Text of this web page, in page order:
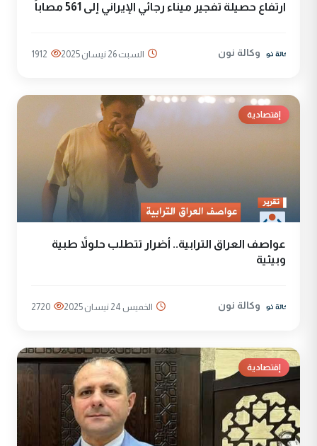
ارتفاع حصيلة تفجير ميناء رجائي الإيراني إلى 561 مصاباً
وكالة نون السبت 26 نيسان 2025 1912
إقتصادية
عواصف العراق الترابية.. أضرار تتطلب حلولاً طبية
وبيئية
وكالة نون الخميس 24 نيسان 2025 2720
إقتصادية